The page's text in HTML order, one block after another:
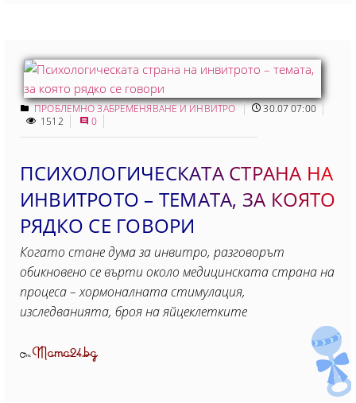
ПРОБЛЕМНО ЗАБРЕМЕНЯВАНЕ И ИНВИТРО
30.07 07:00
1512
0
ПСИХОЛОГИЧЕСКАТА СТРАНА НА
ИНВИТРОТО – ТЕМАТА, ЗА КОЯТО
РЯДКО СЕ ГОВОРИ
Когато стане дума за инвитро, разговорът
обикновено се върти около медицинската страна на
процеса – хормоналната стимулация,
изследванията, броя на яйцеклетките
ОтMama24.bg